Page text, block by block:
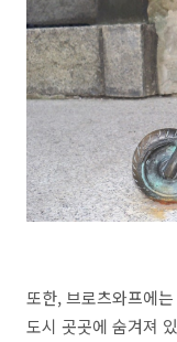
또한, 브로츠와프에
도시 곳곳에 숨겨져